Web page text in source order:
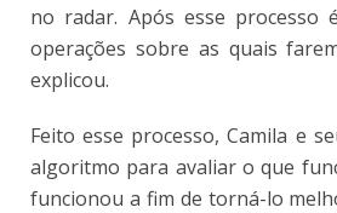
no radar. Após esse processo
operações sobre as quais
explicou.
Feito esse processo, Camila e
algoritmo para avaliar o que
funcionou a fim de torná-lo